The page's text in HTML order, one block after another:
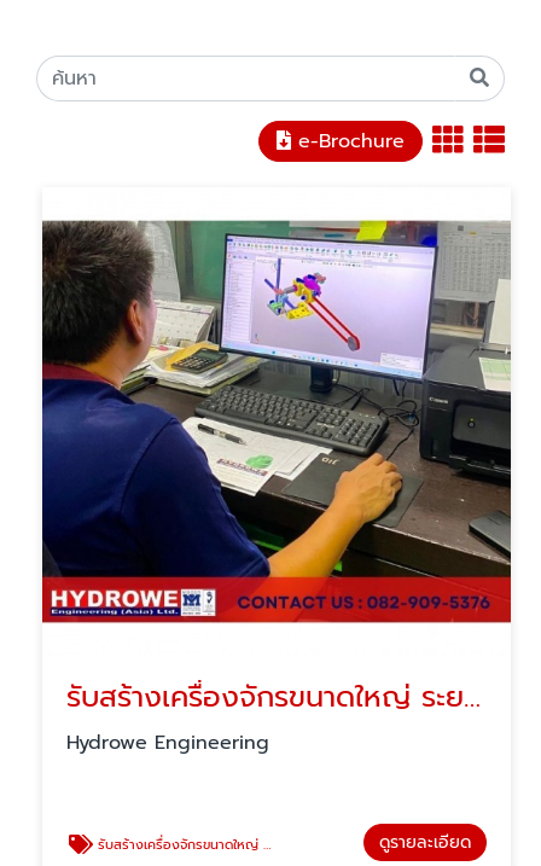
e-Brochure
รับสร้างเครื่องจักรขนาดใหญ่ ระยอง
Hydrowe Engineering
รับสร้างเครื่องจักรขนาดใหญ่ ระยอง ดูรายละเอียด